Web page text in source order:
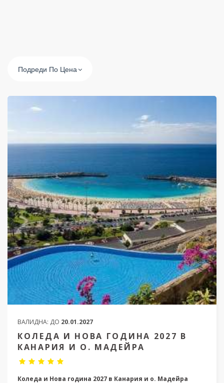
Подреди По Цена
ВАЛИДНА: ДО 20.01.2027
КОЛЕДА И НОВА ГОДИНА 2027 В
КАНАРИЯ И О. МАДЕЙРА
Коледа и Нова година 2027 в Канария и о. Мадейра